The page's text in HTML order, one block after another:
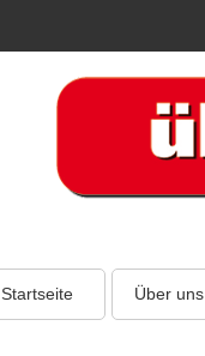
Startseite Über uns